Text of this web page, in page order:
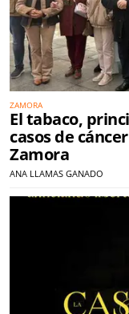
ZAMORA
El tabaco,
casos de
Zamora
ANA LLAMAS GANADO